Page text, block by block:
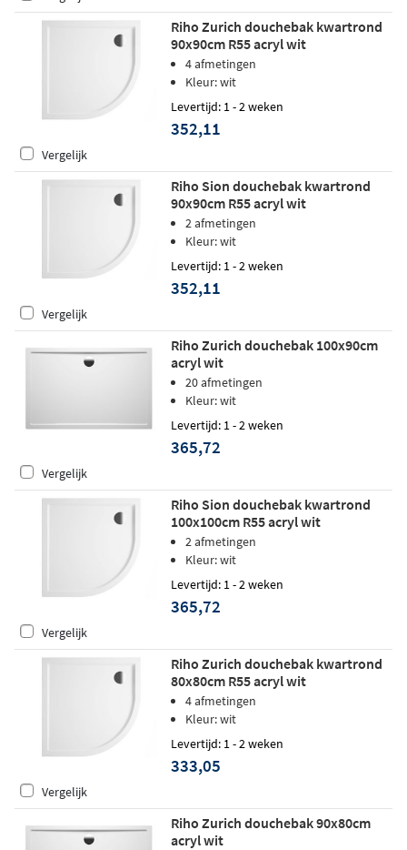
Riho Zurich douchebak kwartrond
90x90cm R55 acryl wit
4 afmetingen
Kleur: wit
Levertijd: 1 - 2 weken
352,11
Vergelijk
Riho Sion douchebak kwartrond
90x90cm R55 acryl wit
2 afmetingen
Kleur: wit
Levertijd: 1 - 2 weken
352,11
Vergelijk
Riho Zurich douchebak 100x90cm
acryl wit
20 afmetingen
Kleur: wit
Levertijd: 1 - 2 weken
365,72
Vergelijk
Riho Sion douchebak kwartrond
100x100cm R55 acryl wit
2 afmetingen
Kleur: wit
Levertijd: 1 - 2 weken
365,72
Vergelijk
Riho Zurich douchebak kwartrond
80x80cm R55 acryl wit
4 afmetingen
Kleur: wit
Levertijd: 1 - 2 weken
333,05
Vergelijk
Riho Zurich douchebak 90x80cm
acryl wit